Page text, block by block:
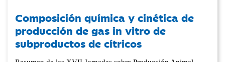
Composición química y cinética de
producción de gas in vitro de
subproductos de cítricos